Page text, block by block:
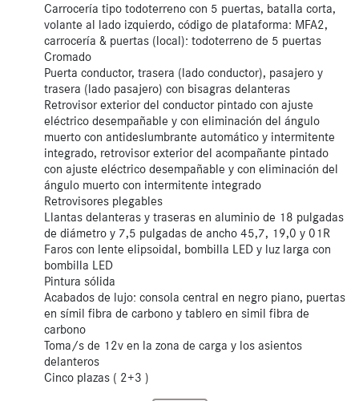
Carrocería tipo todoterreno con 5 puertas, batalla corta,
volante al lado izquierdo, código de plataforma: MFA2,
carrocería & puertas (local): todoterreno de 5 puertas
Cromado
Puerta conductor, trasera (lado conductor), pasajero y
trasera (lado pasajero) con bisagras delanteras
Retrovisor exterior del conductor pintado con ajuste
eléctrico desempañable y con eliminación del ángulo
muerto con antideslumbrante automático y intermitente
integrado, retrovisor exterior del acompañante pintado
con ajuste eléctrico desempañable y con eliminación del
ángulo muerto con intermitente integrado
Retrovisores plegables
Llantas delanteras y traseras en aluminio de 18 pulgadas
de diámetro y 7,5 pulgadas de ancho 45,7, 19,0 y 01R
Faros con lente elipsoidal, bombilla LED y luz larga con
bombilla LED
Pintura sólida
Acabados de lujo: consola central en negro piano, puertas
en símil fibra de carbono y tablero en simil fibra de
carbono
Toma/s de 12v en la zona de carga y los asientos
delanteros
Cinco plazas ( 2+3 )